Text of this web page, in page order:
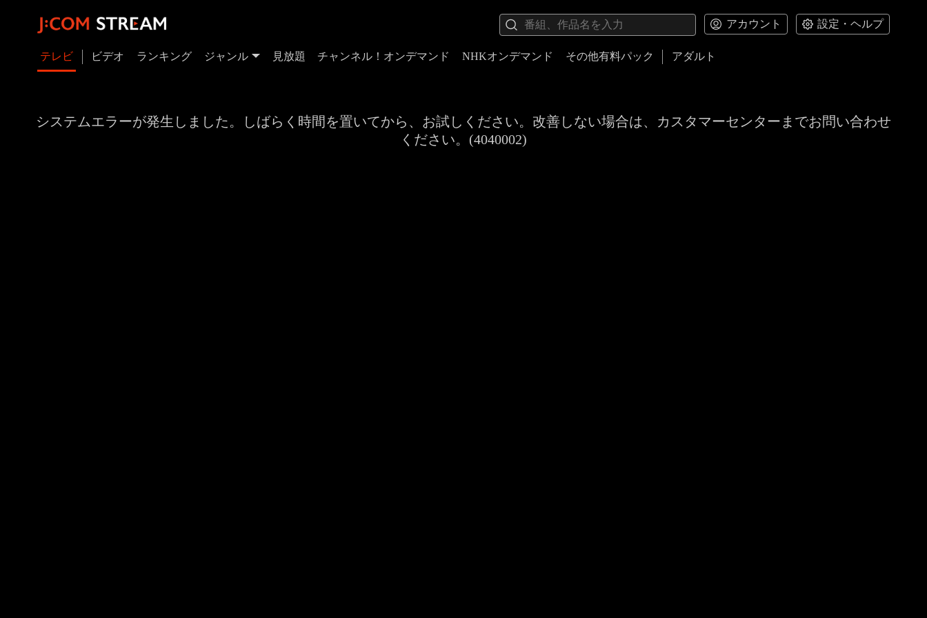
アカウント 設定・ヘルプ
テレビ ビデオ ランキング ジャンル 見放題 チャンネル！オンデマンド NHKオンデマンド その他有料パック アダルト
システムエラーが発生しました。しばらく時間を置いてから、お試しください。改善しない場合は、カスタマーセンターまでお問い合わせ
ください。(4040002)